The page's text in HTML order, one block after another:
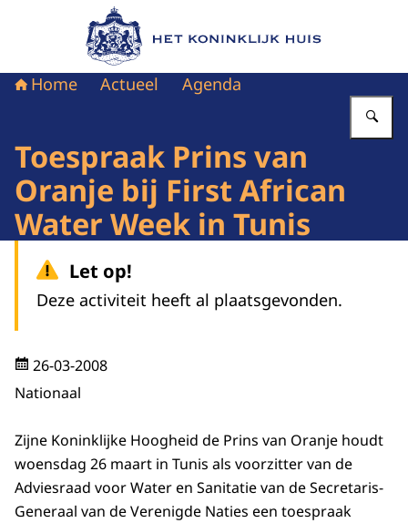
Naar de homepage van Het Koninklijk Huis
Home Actueel Agenda
Toespraak Prins van
Oranje bij First African
Water Week in Tunis
Let op!
Deze activiteit heeft al plaatsgevonden.
26-03-2008
Nationaal
Zijne Koninklijke Hoogheid de Prins van Oranje houdt
woensdag 26 maart in Tunis als voorzitter van de
Adviesraad voor Water en Sanitatie van de Secretaris-
Generaal van de Verenigde Naties een toespraak